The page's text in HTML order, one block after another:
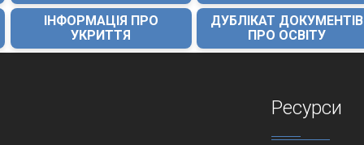
ІНФОРМАЦІЯ ПРО
УКРИТТЯ
ДУБЛІКАТ ДОКУМЕНТІВ
ПРО ОСВІТУ
Ресурси